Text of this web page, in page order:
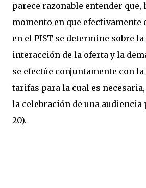
parece razonable entender que,
momento en que efectivamente
en el PIST se determine sobre
interacción de la oferta y la
se efectúe conjuntamente con
tarifas para la cual es
la celebración de una audiencia
20).